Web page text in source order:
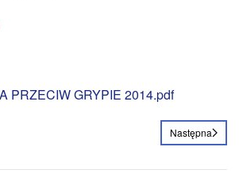
PRZECIW GRYPIE 2014.pdf
Następna